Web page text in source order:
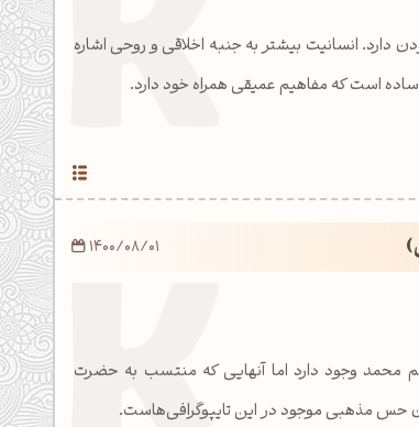
دارد. انسانیت بیشتر به جنبه اخلاقی و روحی اشاره
ساده است که مفاهیم عمیقی همراه خود دارد.
محمد وجود دارد اما آنهایی که منتسب به حضرت
مذهبی موجود در این تایپوگرافی‌هاست.
1400/08/01